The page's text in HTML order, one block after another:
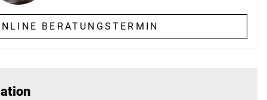
BERATUNGSTERMIN